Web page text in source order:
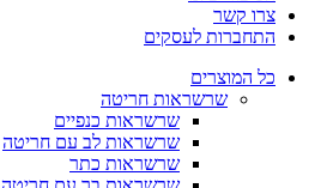
צרו קשר
התחברות לעסקים
כל המוצרים
שרשראות חריטה
שרשראות כנפיים
שרשראות לב עם חריטה
שרשראות כתר